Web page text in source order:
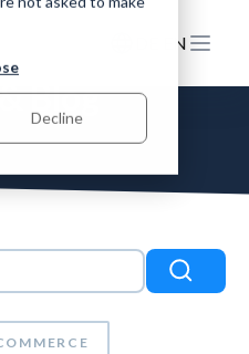
Decline
EN
Blog
automatischen
Suchfeld leer ist.